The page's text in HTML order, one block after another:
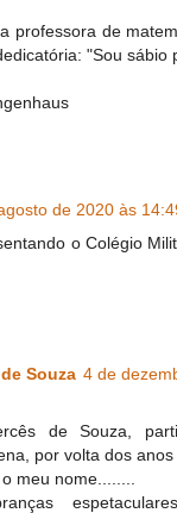
professora de
"Sou sábio
de 2020 às
o Colégio
Souza 4 de
de Souza,
por volta dos anos
meu nome........